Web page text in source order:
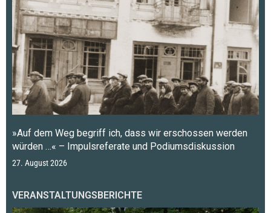
»Auf dem Weg begriff ich, dass wir erschossen werden
würden …« – Impulsreferate und Podiumsdiskussion
27. August 2026
VERANSTALTUNGSBERICHTE